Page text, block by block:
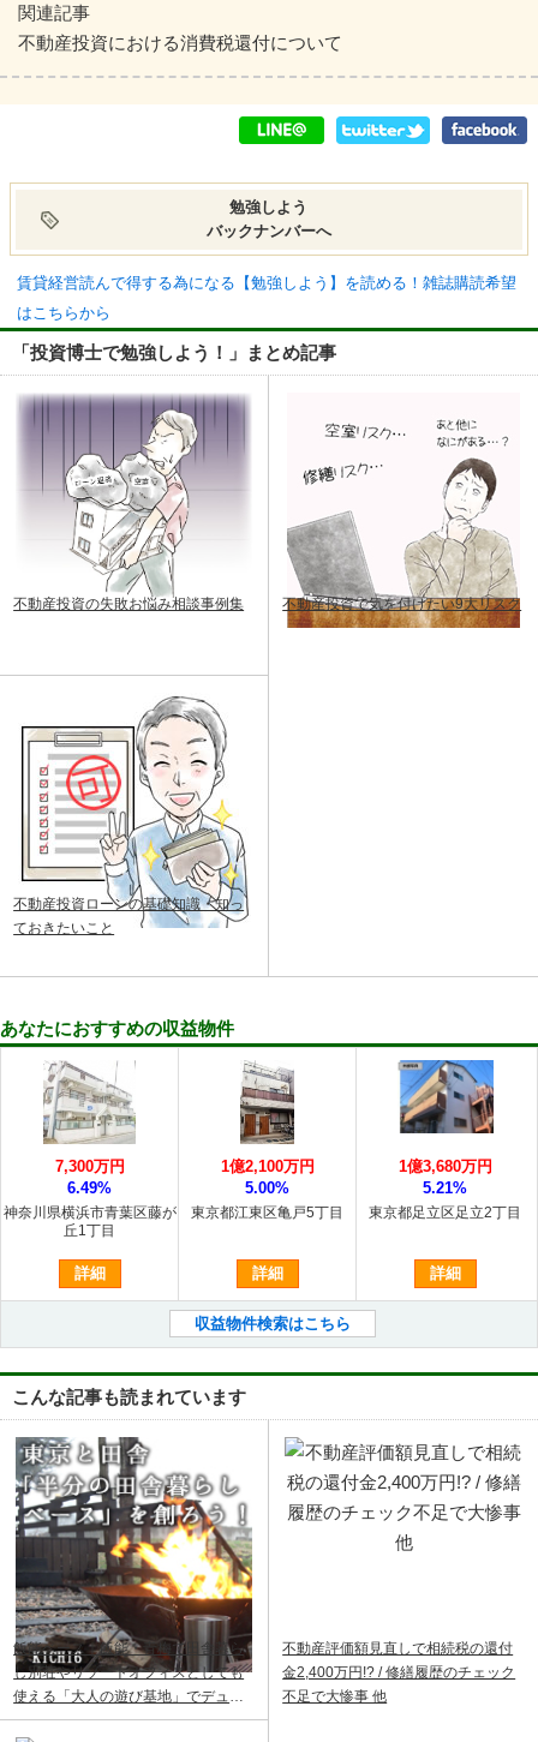
関連記事
不動産投資における消費税還付について
勉強しよう
バックナンバーへ
賃貸経営読んで得する為になる【勉強しよう】を読める！雑誌購読希望
はこちらから
「投資博士で勉強しよう！」まとめ記事
不動産投資の失敗お悩み相談事例集 不動産投資で気を付けたい9大リスク
不動産投資ローンの基礎知識・知っ
ておきたいこと
あなたにおすすめの収益物件
神奈川県横浜市青葉区藤が
丘1丁目
7,300万円
6.49%
詳細
東京都江東区亀戸5丁目
1億2,100万円
5.00%
詳細
東京都足立区足立2丁目
1億3,680万円
5.21%
詳細
収益物件検索はこちら
こんな記事も読まれています
飯能ベース｜飯能・青梅で田舎暮ら
し別荘やリゾートオフィスとしても
使える「大人の遊び基地」でデュア
ルライフ
不動産評価額見直しで相続税の還付
金2,400万円!? / 修繕履歴のチェック
不足で大惨事 他